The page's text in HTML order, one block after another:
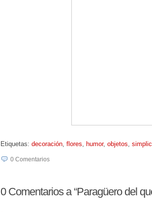
Etiquetas: decoración flores humor, objetos
0 Comentarios
0Comentarios a “Paragüero del